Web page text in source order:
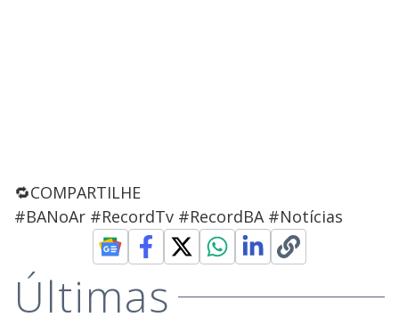
🔁COMPARTILHE
#BANoAr #RecordTv #RecordBA #Notícias
Últimas